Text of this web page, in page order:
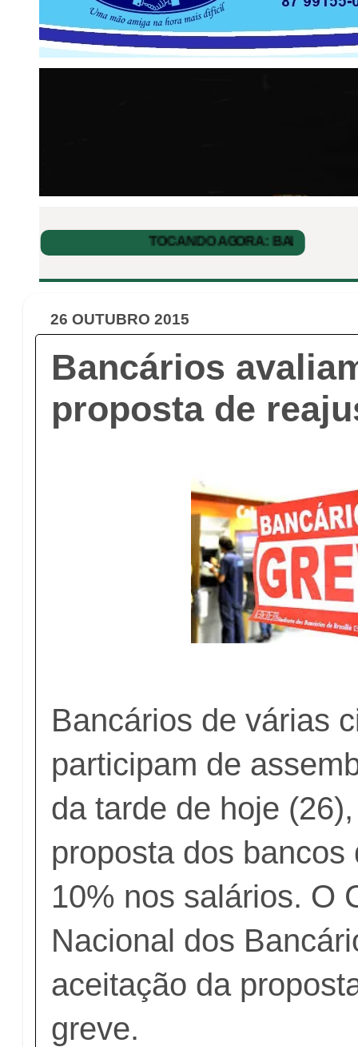
26 OUTUBRO 2015
Bancários
proposta de
Bancários de várias
participam de
da tarde de hoje
proposta dos bancos
10% nos salários. O
Nacional dos
aceitação da
greve.